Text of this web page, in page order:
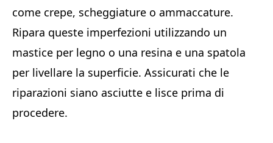
come crepe, scheggiature o ammaccature.
Ripara queste imperfezioni utilizzando un
mastice per legno o una resina e una spatola
per livellare la superficie. Assicurati che le
riparazioni siano asciutte e lisce prima di
procedere.